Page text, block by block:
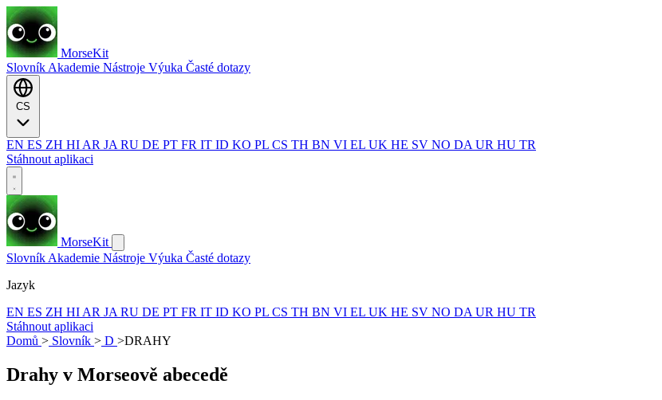
MorseKit
Slovník Akademie Nástroje Výuka Časté dotazy
EN ES ZH HI AR JA RU DE PT FR IT ID KO PL CS TH BN VI EL UK HE SV NO DA UR HU TR
Stáhnout aplikaci
MorseKit
Slovník Akademie Nástroje Výuka Časté dotazy
Jazyk
EN ES ZH HI AR JA RU DE PT FR IT ID KO PL CS TH BN VI EL UK HE SV NO DA UR HU TR
Stáhnout aplikaci
Domů > Slovník > D >DRAHY
Drahy v Morseově abecedě